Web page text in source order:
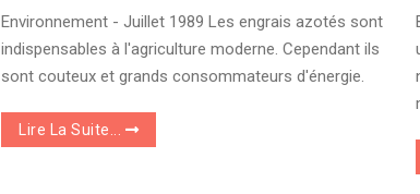
Environnement - Juillet 1989 Les engrais azotés sont
indispensables à l'agriculture moderne. Cependant ils
sont couteux et grands consommateurs d'énergie.
Lire La Suite...